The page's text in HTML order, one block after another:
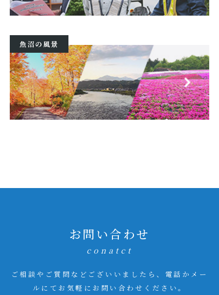
魚沼の風景
お問い合わせ
conatct
ご相談やご質問などございいましたら、電話かメー
ルにてお気軽にお問い合わせください。